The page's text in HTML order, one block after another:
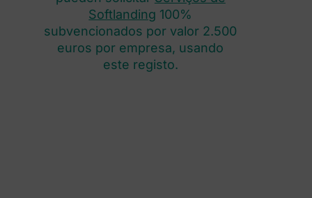
Softlanding 100%
subvencionados por valor 2.500
euros por empresa, usando
este registo.